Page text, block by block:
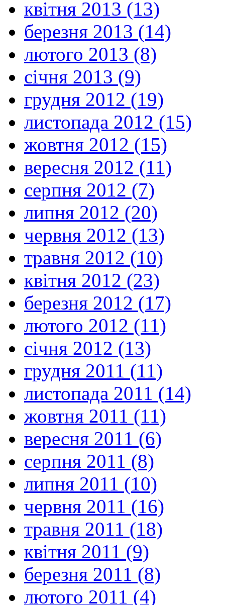
квітня 2013 (13)
березня 2013 (14)
лютого 2013 (8)
січня 2013 (9)
грудня 2012 (19)
листопада 2012 (15)
жовтня 2012 (15)
вересня 2012 (11)
серпня 2012 (7)
липня 2012 (20)
червня 2012 (13)
травня 2012 (10)
квітня 2012 (23)
березня 2012 (17)
лютого 2012 (11)
січня 2012 (13)
грудня 2011 (11)
листопада 2011 (14)
жовтня 2011 (11)
вересня 2011 (6)
серпня 2011 (8)
липня 2011 (10)
червня 2011 (16)
травня 2011 (18)
квітня 2011 (9)
березня 2011 (8)
лютого 2011 (4)